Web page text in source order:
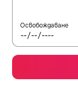
Освобождаване